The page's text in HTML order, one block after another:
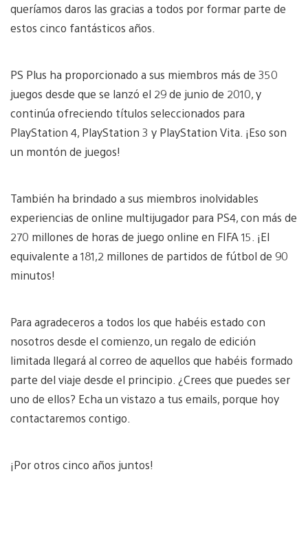
queríamos daros las gracias a todos por formar parte de
estos cinco fantásticos años.
PS Plus ha proporcionado a sus miembros más de 350
juegos desde que se lanzó el 29 de junio de 2010, y
continúa ofreciendo títulos seleccionados para
PlayStation 4, PlayStation 3 y PlayStation Vita. ¡Eso son
un montón de juegos!
También ha brindado a sus miembros inolvidables
experiencias de online multijugador para PS4, con más de
270 millones de horas de juego online en FIFA 15. ¡El
equivalente a 181,2 millones de partidos de fútbol de 90
minutos!
Para agradeceros a todos los que habéis estado con
nosotros desde el comienzo, un regalo de edición
limitada llegará al correo de aquellos que habéis formado
parte del viaje desde el principio. ¿Crees que puedes ser
uno de ellos? Echa un vistazo a tus emails, porque hoy
contactaremos contigo.
¡Por otros cinco años juntos!